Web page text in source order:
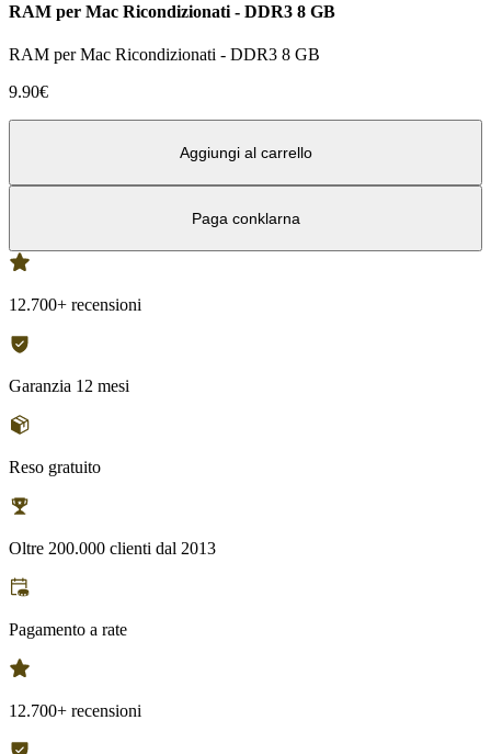
RAM per Mac Ricondizionati - DDR3 8 GB
RAM per Mac Ricondizionati - DDR3 8 GB
9.90€
Aggiungi al carrello
Paga conklarna
12.700+ recensioni
Garanzia 12 mesi
Reso gratuito
Oltre 200.000 clienti dal 2013
Pagamento a rate
12.700+ recensioni